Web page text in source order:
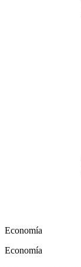
Economía
Economía